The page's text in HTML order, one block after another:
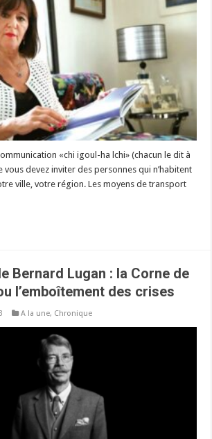
«chi igoul-ha lchi» (chacun le dit à
vous devez inviter des personnes qui n’habitent
ville, votre région. Les moyens de transport
Bernard Lugan : la Corne de
l’emboîtement des crises
A la une, Chronique